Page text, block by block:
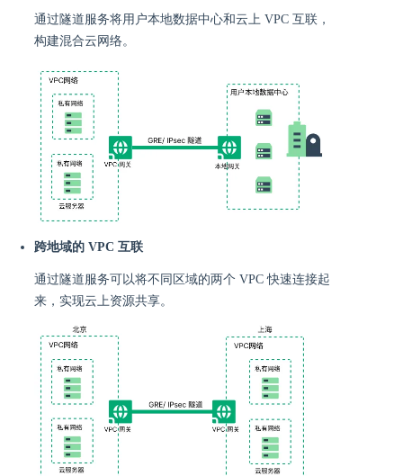
通过隧道服务将用户本地数据中心和云上 VPC 互联，
构建混合云网络。
跨地域的 VPC 互联
通过隧道服务可以将不同区域的两个 VPC 快速连接起
来，实现云上资源共享。